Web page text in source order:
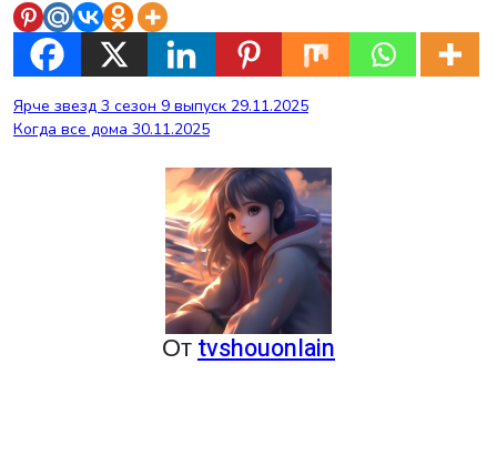
Навигация
по
Ярче звезд 3 сезон 9 выпуск 29.11.2025
Когда все дома 30.11.2025
Отtvshouonlain